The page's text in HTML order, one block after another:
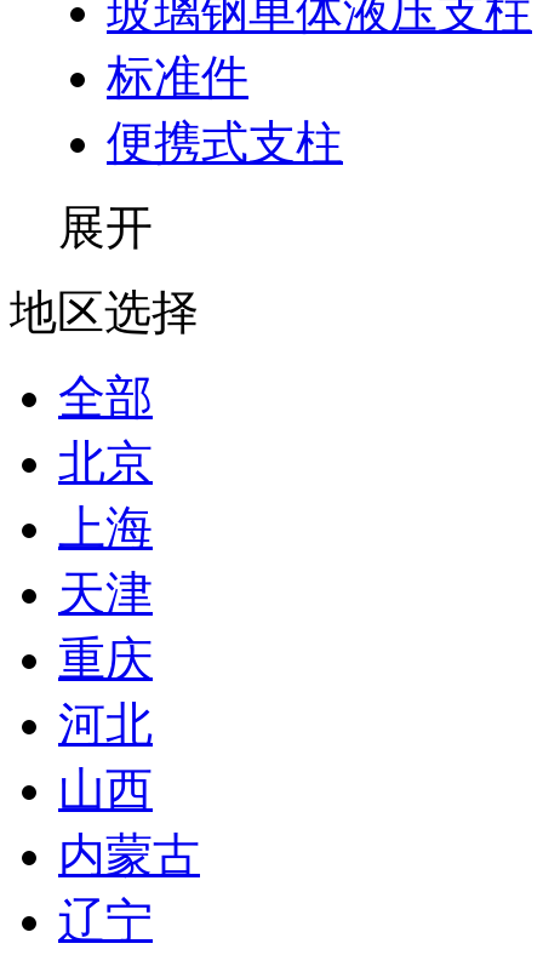
玻璃钢单体液压支柱
标准件
便携式支柱
展开
地区选择
全部
北京
上海
天津
重庆
河北
山西
内蒙古
辽宁